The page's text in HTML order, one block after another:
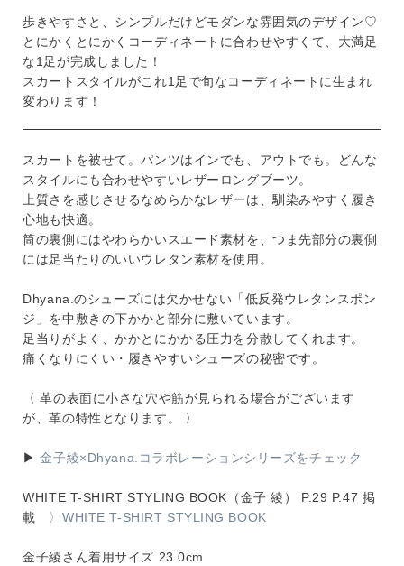
歩きやすさと、シンプルだけどモダンな雰囲気のデザイン♡
とにかくとにかくコーディネートに合わせやすくて、大満足
な1足が完成しました！
スカートスタイルがこれ1足で旬なコーディネートに生まれ
変わります！
スカートを被せて。パンツはインでも、アウトでも。どんな
スタイルにも合わせやすいレザーロングブーツ。
上質さを感じさせるなめらかなレザーは、馴染みやすく履き
心地も快適。
筒の裏側にはやわらかいスエード素材を、つま先部分の裏側
には足当たりのいいウレタン素材を使用。
Dhyana.のシューズには欠かせない「低反発ウレタンスポン
ジ」を中敷きの下かかと部分に敷いています。
足当りがよく、かかとにかかる圧力を分散してくれます。
痛くなりにくい・履きやすいシューズの秘密です。
〈 革の表面に小さな穴や筋が見られる場合がございます
が、革の特性となります。 〉
▶金子綾×Dhyana.コラボレーションシリーズをチェック
WHITE T-SHIRT STYLING BOOK（金子 綾） P.29 P.47 掲
載 〉WHITE T-SHIRT STYLING BOOK
金子綾さん着用サイズ 23.0cm